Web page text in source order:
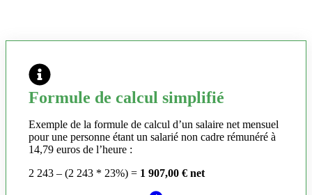
Formule de calcul simplifié
Exemple de la formule de calcul d’un salaire net mensuel
pour une personne étant un salarié non cadre rémunéré à
14,79 euros de l’heure :
2 243 – (2 243 * 23%) = 1 907,00 € net